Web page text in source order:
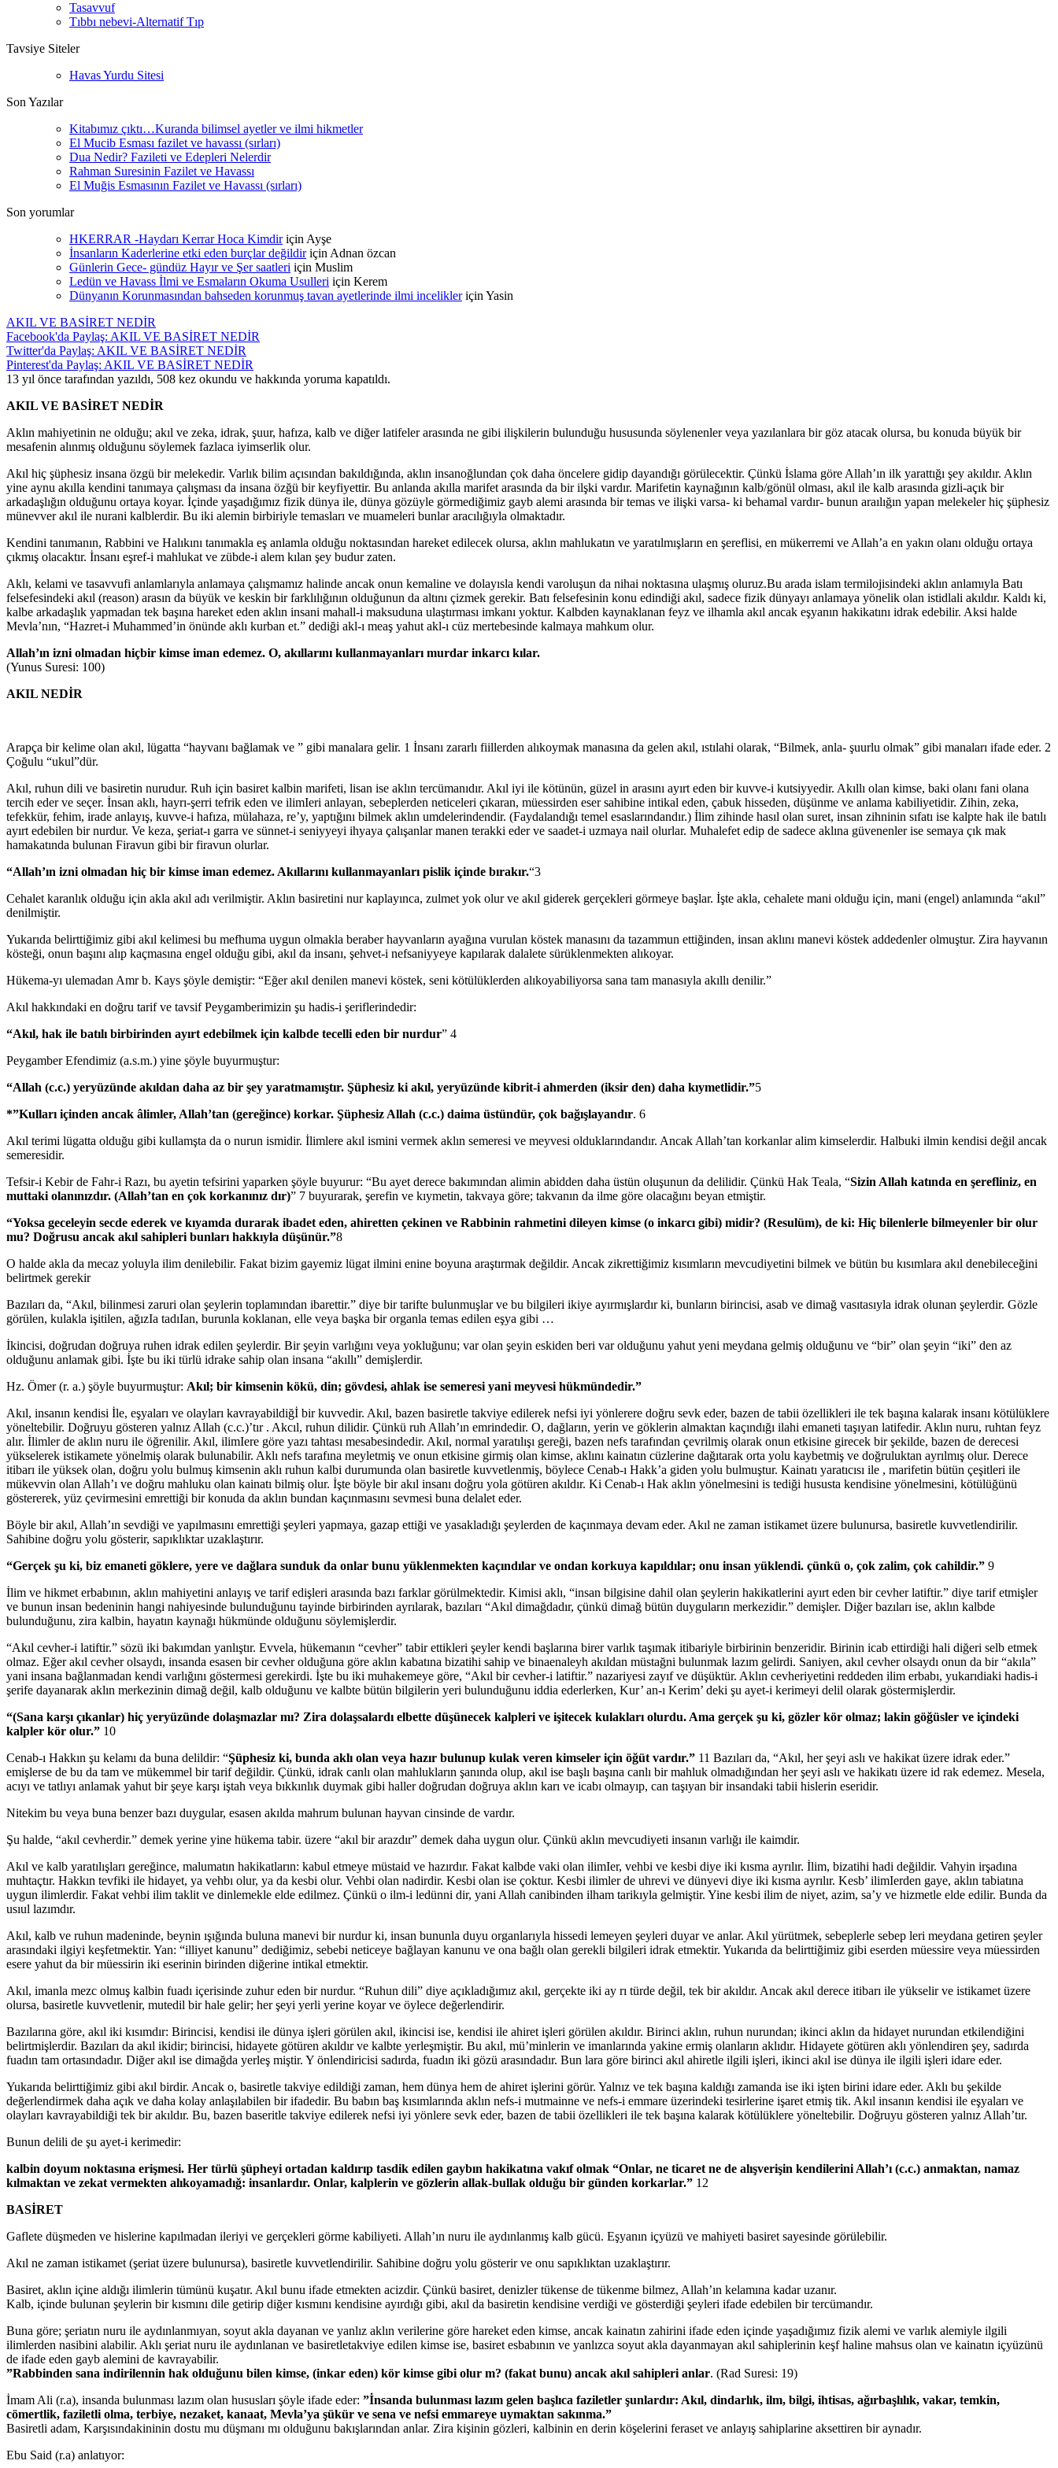
Tasavvuf
Tıbbı nebevi-Alternatif Tıp
Tavsiye Siteler
Havas Yurdu Sitesi
Son Yazılar
Kitabımız çıktı…Kuranda bilimsel ayetler ve ilmi hikmetler
El Mucib Esması fazilet ve havassı (sırları)
Dua Nedir? Fazileti ve Edepleri Nelerdir
Rahman Suresinin Fazilet ve Havassı
El Muğis Esmasının Fazilet ve Havassı (sırları)
Son yorumlar
HKERRAR -Haydarı Kerrar Hoca Kimdiriçin Ayşe
İnsanların Kaderlerine etki eden burçlar değildiriçin Adnan özcan
Günlerin Gece- gündüz Hayır ve Şer saatleri için Muslim
Ledün ve Havass İlmi ve Esmaların Okuma Usulleri için Kerem
Dünyanın Korunmasından bahseden korunmuş tavan ayetlerinde ilmi incelikleriçin Yasin
AKIL VE BASİRET NEDİR
Facebook'da Paylaş: AKIL VE BASİRET NEDİR
Twitter'da Paylaş: AKIL VE BASİRET NEDİR
Pinterest'da Paylaş: AKIL VE BASİRET NEDİR
13 yıl önce tarafından yazıldı, 508 kez okundu ve hakkında yoruma kapatıldı.
AKIL VE BASİRET NEDİR
Aklın mahiyetinin ne olduğu; akıl ve zeka, idrak, şuur, hafıza, kalb ve diğer latifeler arasında ne gibi ilişkilerin bulunduğu hususunda söylenenler veya yazılanlara bir göz atacak olursa, bu konuda büyük bir
mesafenin alınmış olduğunu söylemek fazlaca iyimserlik olur.
Akıl hiç şüphesiz insana özgü bir melekedir. Varlık bilim açısından bakıldığında, aklın insanoğlundan çok daha öncelere gidip dayandığı görülecektir. Çünkü İslama göre Allah’ın ilk yarattığı şey akıldır. Aklın
yine aynu akılla kendini tanımaya çalışması da insana özğü bir keyfiyettir. Bu anlanda akılla marifet arasında da bir ilşki vardır. Marifetin kaynağının kalb/gönül olması, akıl ile kalb arasında gizli-açık bir
arkadaşlığın olduğunu ortaya koyar. İçinde yaşadığımız fizik dünya ile, dünya gözüyle görmediğimiz gayb alemi arasında bir temas ve ilişki varsa- ki behamal vardır- bunun araılığın yapan melekeler hiç şüphesiz
münevver akıl ile nurani kalblerdir. Bu iki alemin birbiriyle temasları ve muameleri bunlar aracılığıyla olmaktadır.
Kendini tanımanın, Rabbini ve Halıkını tanımakla eş anlamla olduğu noktasından hareket edilecek olursa, aklın mahlukatın ve yaratılmışların en şereflisi, en mükerremi ve Allah’a en yakın olanı olduğu ortaya
çıkmış olacaktır. İnsanı eşref-i mahlukat ve zübde-i alem kılan şey budur zaten.
Aklı, kelami ve tasavvufi anlamlarıyla anlamaya çalışmamız halinde ancak onun kemaline ve dolayısla kendi varoluşun da nihai noktasına ulaşmış oluruz.Bu arada islam termilojisindeki aklın anlamıyla Batı
felsefesindeki akıl (reason) arasın da büyük ve keskin bir farklılığının olduğunun da altını çizmek gerekir. Batı felsefesinin konu edindiği akıl, sadece fizik dünyayı anlamaya yönelik olan istidlali akıldır. Kaldı ki,
kalbe arkadaşlık yapmadan tek başına hareket eden aklın insani mahall-i maksuduna ulaştırması imkanı yoktur. Kalbden kaynaklanan feyz ve ilhamla akıl ancak eşyanın hakikatını idrak edebilir. Aksi halde
Mevla’nın, “Hazret-i Muhammed’in önünde aklı kurban et.” dediği akl-ı meaş yahut akl-ı cüz mertebesinde kalmaya mahkum olur.
Allah’ın izni olmadan hiçbir kimse iman edemez. O, akıllarını kullanmayanları murdar inkarcı kılar.
(Yunus Suresi: 100)
AKIL NEDİR
Arapça bir kelime olan akıl, lügatta “hayvanı bağlamak ve ” gibi manalara gelir. 1 İnsanı zararlı fiillerden alıkoymak manasına da gelen akıl, ıstılahi olarak, “Bilmek, anla- şuurlu olmak” gibi manaları ifade eder. 2
Çoğulu “ukul”dür.
Akıl, ruhun dili ve basiretin nurudur. Ruh için basiret kalbin marifeti, lisan ise aklın tercümanıdır. Akıl iyi ile kötünün, güzel in arasını ayırt eden bir kuvve-i kutsiyyedir. Akıllı olan kimse, baki olanı fani olana
tercih eder ve seçer. İnsan aklı, hayrı-şerri tefrik eden ve ilimIeri anlayan, sebeplerden neticeleri çıkaran, müessirden eser sahibine intikal eden, çabuk hisseden, düşünme ve anlama kabiliyetidir. Zihin, zeka,
tefekkür, fehim, irade anlayış, kuvve-i hafıza, mülahaza, re’y, yaptığını bilmek aklın umdelerindendir. (Faydalandığı temel esaslarındandır.) İlim zihinde hasıl olan suret, insan zihninin sıfatı ise kalpte hak ile batılı
ayırt edebilen bir nurdur. Ve keza, şeriat-ı garra ve sünnet-i seniyyeyi ihyaya çalışanlar manen terakki eder ve saadet-i uzmaya nail olurlar. Muhalefet edip de sadece aklına güvenenler ise semaya çık mak
hamakatında bulunan Firavun gibi bir firavun olurlar.
“Allah’ın izni olmadan hiç bir kimse iman edemez. Akıllarını kullanmayanları pislik içinde bırakır.“3
Cehalet karanlık olduğu için akla akıl adı verilmiştir. Aklın basiretini nur kaplayınca, zulmet yok olur ve akıl giderek gerçekleri görmeye başlar. İşte akla, cehalete mani olduğu için, mani (engel) anlamında “akıl”
denilmiştir.
Yukarıda belirttiğimiz gibi akıl kelimesi bu mefhuma uygun olmakla beraber hayvanların ayağına vurulan köstek manasını da tazammun ettiğinden, insan aklını manevi köstek addedenler olmuştur. Zira hayvanın
kösteği, onun başını alıp kaçmasına engel olduğu gibi, akıl da insanı, şehvet-i nefsaniyyeye kapılarak dalalete sürüklenmekten alıkoyar.
Hükema-yı ulemadan Amr b. Kays şöyle demiştir: “Eğer akıl denilen manevi köstek, seni kötülüklerden alıkoyabiliyorsa sana tam manasıyla akıllı denilir.”
Akıl hakkındaki en doğru tarif ve tavsif Peygamberimizin şu hadis-i şeriflerindedir:
“Akıl, hak ile batılı birbirinden ayırt edebilmek için kalbde tecelli eden bir nurdur” 4
Peygamber Efendimiz (a.s.m.) yine şöyle buyurmuştur:
“Allah (c.c.) yeryüzünde akıldan daha az bir şey yaratmamıştır. Şüphesiz ki akıl, yeryüzünde kibrit-i ahmerden (iksir den) daha kıymetlidir.”5
*”Kulları içinden ancak âlimler, Allah’tan (gereğince) korkar. Şüphesiz Allah (c.c.) daima üstündür, çok bağışlayandır. 6
Akıl terimi lügatta olduğu gibi kullamşta da o nurun ismidir. İlimlere akıl ismini vermek aklın semeresi ve meyvesi olduklarındandır. Ancak Allah’tan korkanlar alim kimselerdir. Halbuki ilmin kendisi değil ancak
semeresidir.
Tefsir-i Kebir de Fahr-i Razı, bu ayetin tefsirini yaparken şöyle buyurur: “Bu ayet derece bakımından alimin abidden daha üstün oluşunun da delilidir. Çünkü Hak Teala, “Sizin Allah katında en şerefliniz, en
muttaki olanınızdır. (Allah’tan en çok korkanınız dır)” 7 buyurarak, şerefin ve kıymetin, takvaya göre; takvanın da ilme göre olacağını beyan etmiştir.
“Yoksa geceleyin secde ederek ve kıyamda durarak ibadet eden, ahiretten çekinen ve Rabbinin rahmetini dileyen kimse (o inkarcı gibi) midir? (Resulüm), de ki: Hiç bilenlerle bilmeyenler bir olur
mu? Doğrusu ancak akıl sahipleri bunları hakkıyla düşünür.”8
O halde akla da mecaz yoluyla ilim denilebilir. Fakat bizim gayemiz lügat ilmini enine boyuna araştırmak değildir. Ancak zikrettiğimiz kısımların mevcudiyetini bilmek ve bütün bu kısımlara akıl denebileceğini
belirtmek gerekir
Bazıları da, “Akıl, bilinmesi zaruri olan şeylerin toplamından ibarettir.” diye bir tarifte bulunmuşlar ve bu bilgileri ikiye ayırmışlardır ki, bunların birincisi, asab ve dimağ vasıtasıyla idrak olunan şeylerdir. Gözle
görülen, kulakla işitilen, ağızIa tadıIan, burunla koklanan, elle veya başka bir organla temas edilen eşya gibi …
İkincisi, doğrudan doğruya ruhen idrak edilen şeylerdir. Bir şeyin varlığını veya yokluğunu; var olan şeyin eskiden beri var olduğunu yahut yeni meydana gelmiş olduğunu ve “bir” olan şeyin “iki” den az
olduğunu anlamak gibi. İşte bu iki türlü idrake sahip olan insana “akıllı” demişlerdir.
Hz. Ömer (r. a.) şöyle buyurmuştur: Akıl; bir kimsenin kökü, din; gövdesi, ahlak ise semeresi yani meyvesi hükmündedir.”
Akıl, insanın kendisi İle, eşyaları ve olayları kavrayabildiğİ bir kuvvedir. Akıl, bazen basiretle takviye edilerek nefsi iyi yönlerere doğru sevk eder, bazen de tabii özellikleri ile tek başına kalarak insanı kötülüklere
yöneltebilir. Doğruyu gösteren yalnız Allah (c.c.)’tır . Akcıl, ruhun dilidir. Çünkü ruh Allah’ın emrindedir. O, dağların, yerin ve göklerin almaktan kaçındığı ilahi emaneti taşıyan latifedir. Aklın nuru, ruhtan feyz
alır. İlimler de aklın nuru ile öğrenilir. Akıl, ilimIere göre yazı tahtası mesabesindedir. Akıl, normal yaratılışı gereği, bazen nefs tarafından çevrilmiş olarak onun etkisine girecek bir şekilde, bazen de derecesi
yükselerek istikamete yönelmiş olarak bulunabilir. Aklı nefs tarafına meyletmiş ve onun etkisine girmiş olan kimse, aklını kainatın cüzlerine dağıtarak orta yolu kaybetmiş ve doğruluktan ayrılmış olur. Derece
itibarı ile yüksek olan, doğru yolu bulmuş kimsenin aklı ruhun kalbi durumunda olan basiretle kuvvetlenmiş, böylece Cenab-ı Hakk’a giden yolu bulmuştur. Kainatı yaratıcısı ile , marifetin bütün çeşitleri ile
mükevvin olan Allah’ı ve doğru mahluku olan kainatı bilmiş olur. İşte böyle bir akıl insanı doğru yola götüren akıldır. Ki Cenab-ı Hak aklın yönelmesini is tediği hususta kendisine yönelmesini, kötülüğünü
göstererek, yüz çevirmesini emrettiği bir konuda da aklın bundan kaçınmasını sevmesi buna delalet eder.
Böyle bir akıl, Allah’ın sevdiği ve yapılmasını emrettiği şeyleri yapmaya, gazap ettiği ve yasakladığı şeylerden de kaçınmaya devam eder. Akıl ne zaman istikamet üzere bulunursa, basiretle kuvvetlendirilir.
Sahibine doğru yolu gösterir, sapıklıktar uzaklaştırır.
“Gerçek şu ki, biz emaneti göklere, yere ve dağlara sunduk da onlar bunu yüklenmekten kaçındılar ve ondan korkuya kapıldılar; onu insan yüklendi. çünkü o, çok zalim, çok cahildir.” 9
İlim ve hikmet erbabının, aklın mahiyetini anlayış ve tarif edişleri arasında bazı farklar görülmektedir. Kimisi aklı, “insan bilgisine dahil olan şeylerin hakikatlerini ayırt eden bir cevher latiftir.” diye tarif etmişler
ve bunun insan bedeninin hangi nahiyesinde bulunduğunu tayinde birbirinden ayrılarak, bazıları “Akıl dimağdadır, çünkü dimağ bütün duyguların merkezidir.” demişler. Diğer bazıları ise, aklın kalbde
bulunduğunu, zira kalbin, hayatın kaynağı hükmünde olduğunu söylemişlerdir.
“Akıl cevher-i latiftir.” sözü iki bakımdan yanlıştır. Evvela, hükemanın “cevher” tabir ettikleri şeyler kendi başlarına birer varlık taşımak itibariyle birbirinin benzeridir. Birinin icab ettirdiği hali diğeri selb etmek
olmaz. Eğer akıl cevher olsaydı, insanda esasen bir cevher olduğuna göre aklın kabatına bizatihi sahip ve binaenaleyh akıldan müstağni bulunmak lazım gelirdi. Saniyen, akıl cevher olsaydı onun da bir “akıla”
yani insana bağlanmadan kendi varlığını göstermesi gerekirdi. İşte bu iki muhakemeye göre, “Akıl bir cevher-i latiftir.” nazariyesi zayıf ve düşüktür. Aklın cevheriyetini reddeden ilim erbabı, yukarıdiaki hadis-i
şerife dayanarak aklın merkezinin dimağ değil, kalb olduğunu ve kalbte bütün bilgilerin yeri bulunduğunu iddia ederlerken, Kur’ an-ı Kerim’ deki şu ayet-i kerimeyi delil olarak göstermişlerdir.
“(Sana karşı çıkanlar) hiç yeryüzünde dolaşmazlar mı? Zira dolaşsalardı elbette düşünecek kalpleri ve işitecek kulakları olurdu. Ama gerçek şu ki, gözler kör olmaz; lakin göğüsler ve içindeki
kalpler kör olur.” 10
Cenab-ı Hakkın şu kelamı da buna delildir: “Şüphesiz ki, bunda aklı olan veya hazır bulunup kulak veren kimseler için öğüt vardır.” 11 Bazıları da, “Akıl, her şeyi aslı ve hakikat üzere idrak eder.”
emişlerse de bu da tam ve mükemmel bir tarif değildir. Çünkü, idrak canlı olan mahlukların şanında olup, akıl ise başlı başına canlı bir mahluk olmadığından her şeyi aslı ve hakikatı üzere id rak edemez. Mesela,
acıyı ve tatlıyı anlamak yahut bir şeye karşı iştah veya bıkkınlık duymak gibi haller doğrudan doğruya aklın karı ve icabı olmayıp, can taşıyan bir insandaki tabii hislerin eseridir.
Nitekim bu veya buna benzer bazı duygular, esasen akılda mahrum bulunan hayvan cinsinde de vardır.
Şu halde, “akıl cevherdir.” demek yerine yine hükema tabir. üzere “akıl bir arazdır” demek daha uygun olur. Çünkü aklın mevcudiyeti insanın varlığı ile kaimdir.
Akıl ve kalb yaratılışları gereğince, malumatın hakikatların: kabul etmeye müstaid ve hazırdır. Fakat kalbde vaki olan ilimIer, vehbi ve kesbi diye iki kısma ayrılır. İlim, bizatihi hadi değildir. Vahyin irşadına
muhtaçtır. Hakkın tevfiki ile hidayet, ya vehbı olur, ya da kesbi olur. Vehbi olan nadirdir. Kesbi olan ise çoktur. Kesbi ilimler de uhrevi ve dünyevi diye iki kısma ayrılır. Kesb’ ilimIerden gaye, aklın tabiatına
uygun ilimlerdir. Fakat vehbi ilim taklit ve dinlemekle elde edilmez. Çünkü o ilm-i ledünni dir, yani Allah canibinden ilham tarikıyla gelmiştir. Yine kesbi ilim de niyet, azim, sa’y ve hizmetle elde edilir. Bunda da
usıul lazımdır.
Akıl, kalb ve ruhun madeninde, beynin ışığında buluna manevi bir nurdur ki, insan bununla duyu organlarıyla hissedi lemeyen şeyleri duyar ve anlar. Akıl yürütmek, sebeplerle sebep leri meydana getiren şeyler
arasındaki ilgiyi keşfetmektir. Yan: “illiyet kanunu” dediğimiz, sebebi neticeye bağlayan kanunu ve ona bağlı olan gerekli bilgileri idrak etmektir. Yukarıda da belirttiğimiz gibi eserden müessire veya müessirden
esere yahut da bir müessirin iki eserinin birinden diğerine intikal etmektir.
Akıl, imanla mezc olmuş kalbin fuadı içerisinde zuhur eden bir nurdur. “Ruhun dili” diye açıkladığımız akıl, gerçekte iki ay rı türde değil, tek bir akıldır. Ancak akıl derece itibarı ile yükselir ve istikamet üzere
olursa, basiretle kuvvetlenir, mutedil bir hale gelir; her şeyi yerli yerine koyar ve öylece değerlendirir.
Bazılarına göre, akıl iki kısımdır: Birincisi, kendisi ile dünya işleri görülen akıl, ikincisi ise, kendisi ile ahiret işleri görülen akıldır. Birinci aklın, ruhun nurundan; ikinci aklın da hidayet nurundan etkilendiğini
belirtmişlerdir. Bazıları da akıl ikidir; birincisi, hidayete götüren akıldır ve kalbte yerleşmiştir. Bu akıl, mü’minlerin ve imanlarında yakine ermiş olanların aklıdır. Hidayete götüren aklı yönlendiren şey, sadırda
fuadın tam ortasındadır. Diğer akıl ise dimağda yerleş miştir. Y önlendiricisi sadırda, fuadın iki gözü arasındadır. Bun lara göre birinci akıl ahiretle ilgili işleri, ikinci akıl ise dünya ile ilgili işleri idare eder.
Yukarıda belirttiğimiz gibi akıl birdir. Ancak o, basiretle takviye edildiği zaman, hem dünya hem de ahiret işlerini görür. Yalnız ve tek başına kaldığı zamanda ise iki işten birini idare eder. Aklı bu şekilde
değerlendirmek daha açık ve daha kolay anlaşılabilen bir ifadedir. Bu babın baş kısımlarında aklın nefs-i mutmainne ve nefs-i emmare üzerindeki tesirlerine işaret etmiş tik. Akıl insanın kendisi ile eşyaları ve
olayları kavrayabildiği tek bir akıldır. Bu, bazen baseritle takviye edilerek nefsi iyi yönlere sevk eder, bazen de tabii özellikleri ile tek başına kalarak kötülüklere yöneltebilir. Doğruyu gösteren yalnız Allah’tır.
Bunun delili de şu ayet-i kerimedir:
kalbin doyum noktasına erişmesi. Her türlü şüpheyi ortadan kaldırıp tasdik edilen gaybın hakikatına vakıf olmak “Onlar, ne ticaret ne de alışverişin kendilerini Allah’ı (c.c.) anmaktan, namaz
kılmaktan ve zekat vermekten alıkoyamadığ: insanlardır. Onlar, kalplerin ve gözlerin allak-bullak olduğu bir günden korkarlar.” 12
BASİRET
Gaflete düşmeden ve hislerine kapılmadan ileriyi ve gerçekleri görme kabiliyeti. Allah’ın nuru ile aydınlanmış kalb gücü. Eşyanın içyüzü ve mahiyeti basiret sayesinde görülebilir.
Akıl ne zaman istikamet (şeriat üzere bulunursa), basiretle kuvvetlendirilir. Sahibine doğru yolu gösterir ve onu sapıklıktan uzaklaştırır.
Basiret, aklın içine aldığı ilimlerin tümünü kuşatır. Akıl bunu ifade etmekten acizdir. Çünkü basiret, denizler tükense de tükenme bilmez, Allah’ın kelamına kadar uzanır.
Kalb, içinde bulunan şeylerin bir kısmını dile getirip diğer kısmını kendisine ayırdığı gibi, akıl da basiretin kendisine verdiği ve gösterdiği şeyleri ifade edebilen bir tercümandır.
Buna göre; şeriatın nuru ile aydınlanmıyan, soyut akla dayanan ve yanlız aklın verilerine göre hareket eden kimse, ancak kainatın zahirini ifade eden içinde yaşadığımız fizik alemi ve varlık alemiyle ilgili
ilimlerden nasibini alabilir. Aklı şeriat nuru ile aydınlanan ve basiretletakviye edilen kimse ise, basiret esbabının ve yanlızca soyut akla dayanmayan akıl sahiplerinin keşf haline mahsus olan ve kainatın içyüzünü
de ifade eden gayb alemini de kavrayabilir.
”Rabbinden sana indirilennin hak olduğunu bilen kimse, (inkar eden) kör kimse gibi olur m? (fakat bunu) ancak akıl sahipleri anlar. (Rad Suresi: 19)
İmam Ali (r.a), insanda bulunması lazım olan hususları şöyle ifade eder: ”İnsanda bulunması lazım gelen başlıca faziletler şunlardır: Akıl, dindarlık, ilm, bilgi, ihtisas, ağırbaşlılık, vakar, temkin,
cömertlik, faziletli olma, terbiye, nezaket, kanaat, Mevla’ya şükür ve sena ve nefsi emmareye uymaktan sakınma.”
Basiretli adam, Karşısındakininin dostu mu düşmanı mı olduğunu bakışlarından anlar. Zira kişinin gözleri, kalbinin en derin köşelerini feraset ve anlayış sahiplarine aksettiren bir aynadır.
Ebu Said (r.a) anlatıyor: